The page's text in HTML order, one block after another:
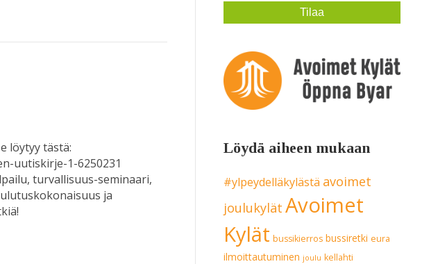
löytyy tästä:
uutiskirje-1-6250231
turvallisuus-seminaari,
ja
Löydä aiheen mukaan
#ylpeydelläkylästä avoimet
joulukylät Avoimet
Kylät bussikierros bussiretki eura
ilmoittautuminen joulu kellahti